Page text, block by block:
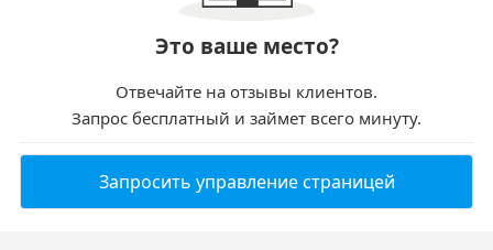
Это ваше место?
Отвечайте на отзывы клиентов.
Запрос бесплатный и займет всего минуту.
Запросить управление страницей